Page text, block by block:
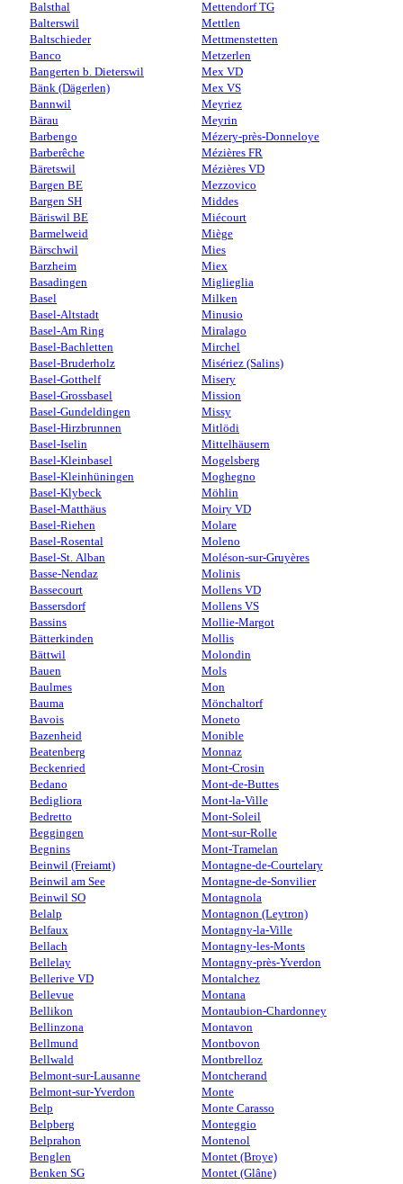
Balsthal
Balterswil
Baltschieder
Banco
Bangerten b. Dieterswil
Bänk (Dägerlen)
Bannwil
Bärau
Barbengo
Barberêche
Bäretswil
Bargen BE
Bargen SH
Bäriswil BE
Barmelweid
Bärschwil
Barzheim
Basadingen
Basel
Basel-Altstadt
Basel-Am Ring
Basel-Bachletten
Basel-Bruderholz
Basel-Gotthelf
Basel-Grossbasel
Basel-Gundeldingen
Basel-Hirzbrunnen
Basel-Iselin
Basel-Kleinbasel
Basel-Kleinhüningen
Basel-Klybeck
Basel-Matthäus
Basel-Riehen
Basel-Rosental
Basel-St. Alban
Basse-Nendaz
Bassecourt
Bassersdorf
Bassins
Bätterkinden
Bättwil
Bauen
Baulmes
Bauma
Bavois
Bazenheid
Beatenberg
Beckenried
Bedano
Bedigliora
Bedretto
Beggingen
Begnins
Beinwil (Freiamt)
Beinwil am See
Beinwil SO
Belalp
Belfaux
Bellach
Bellelay
Bellerive VD
Bellevue
Bellikon
Bellinzona
Bellmund
Bellwald
Belmont-sur-Lausanne
Belmont-sur-Yverdon
Belp
Belpberg
Belprahon
Benglen
Benken SG
Mettendorf TG
Mettlen
Mettmenstetten
Metzerlen
Mex VD
Mex VS
Meyriez
Meyrin
Mézery-près-Donneloye
Mézières FR
Mézières VD
Mezzovico
Middes
Miécourt
Miège
Mies
Miex
Miglieglia
Milken
Minusio
Miralago
Mirchel
Misériez (Salins)
Misery
Mission
Missy
Mitlödi
Mittelhäusern
Mogelsberg
Moghegno
Möhlin
Moiry VD
Molare
Moleno
Moléson-sur-Gruyères
Molinis
Mollens VD
Mollens VS
Mollie-Margot
Mollis
Molondin
Mols
Mon
Mönchaltorf
Moneto
Monible
Monnaz
Mont-Crosin
Mont-de-Buttes
Mont-la-Ville
Mont-Soleil
Mont-sur-Rolle
Mont-Tramelan
Montagne-de-Courtelary
Montagne-de-Sonvilier
Montagnola
Montagnon (Leytron)
Montagny-la-Ville
Montagny-les-Monts
Montagny-près-Yverdon
Montalchez
Montana
Montaubion-Chardonney
Montavon
Montbovon
Montbrelloz
Montcherand
Monte
Monte Carasso
Monteggio
Montenol
Montet (Broye)
Montet (Glâne)